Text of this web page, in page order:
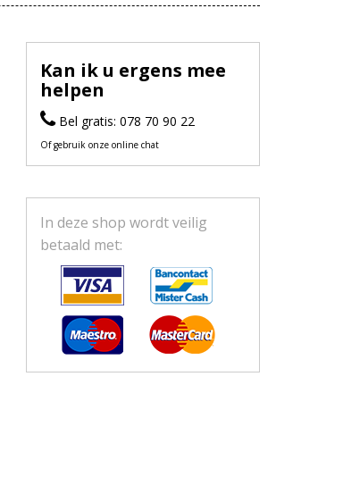
Kan ik u ergens mee
helpen
Bel gratis: 078 70 90 22
Of gebruik onze online chat
In deze shop wordt veilig
betaald met: